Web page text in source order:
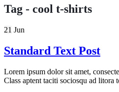
Tag - cool t-shirts
21 Jun
Standard Text Post
Lorem ipsum dolor sit amet,
Class aptent taciti sociosqu ad litora